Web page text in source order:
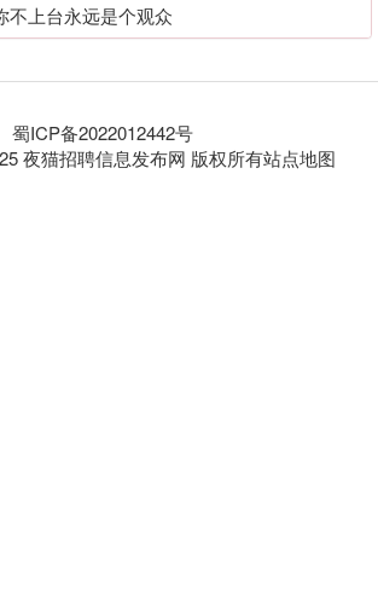
不上台永远是个观众
蜀ICP备2022012442号
夜猫招聘信息发布网 版权所有站点地图